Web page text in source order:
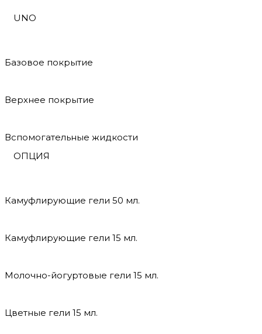
UNO
Базовое покрытие
Верхнее покрытие
Вспомогательные жидкости
ОПЦИЯ
Камуфлирующие гели 50 мл.
Камуфлирующие гели 15 мл.
Молочно-йогуртовые гели 15 мл.
Цветные гели 15 мл.